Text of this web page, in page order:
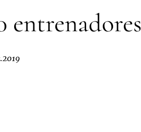
entrenadores